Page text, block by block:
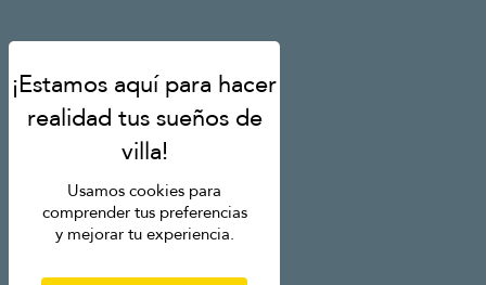
Usamos cookies para
comprender tus preferencias
y mejorar tu experiencia.